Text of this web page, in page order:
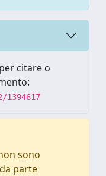
citare o
sono
parte